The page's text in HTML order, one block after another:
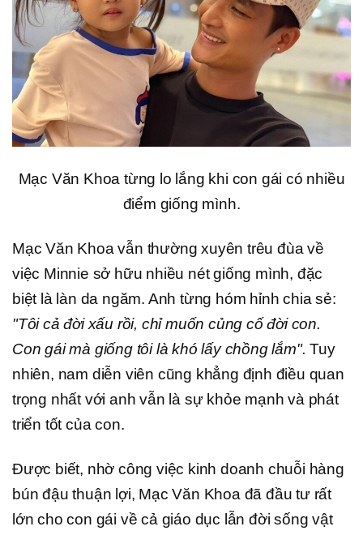
Mạc Văn Khoa từng lo lắng khi con gái có nhiều
điểm giống mình.
Mạc Văn Khoa vẫn thường xuyên trêu đùa về
việc Minnie sở hữu nhiều nét giống mình, đặc
biệt là làn da ngăm. Anh từng hóm hỉnh chia sẻ:
"Tôi cả đời xấu rồi, chỉ muốn củng cố đời con.
Con gái mà giống tôi là khó lấy chồng lắm". Tuy
nhiên, nam diễn viên cũng khẳng định điều quan
trọng nhất với anh vẫn là sự khỏe mạnh và phát
triển tốt của con.
Được biết, nhờ công việc kinh doanh chuỗi hàng
bún đậu thuận lợi, Mạc Văn Khoa đã đầu tư rất
lớn cho con gái về cả giáo dục lẫn đời sống vật